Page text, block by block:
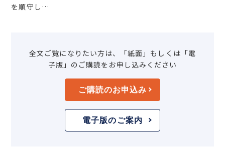
を順守し…
全文ご覧になりたい方は、「紙面」もしくは「電
子版」のご購読をお申し込みください
ご購読のお申込み
電子版のご案内